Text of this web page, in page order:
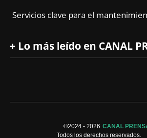
Servicios clave para el
+ Lo más leído en CANAL
©2024 - 2026 CANAL
Todos los derechos reservados.